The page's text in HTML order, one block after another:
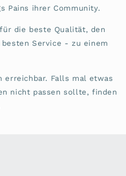
Pains ihrer Community.
die beste Qualität, den
Service - zu einem
erreichbar. Falls mal etwas
nicht passen sollte, finden